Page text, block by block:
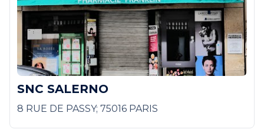
SNC SALERNO
8 RUE DE PASSY; 75016 PARIS